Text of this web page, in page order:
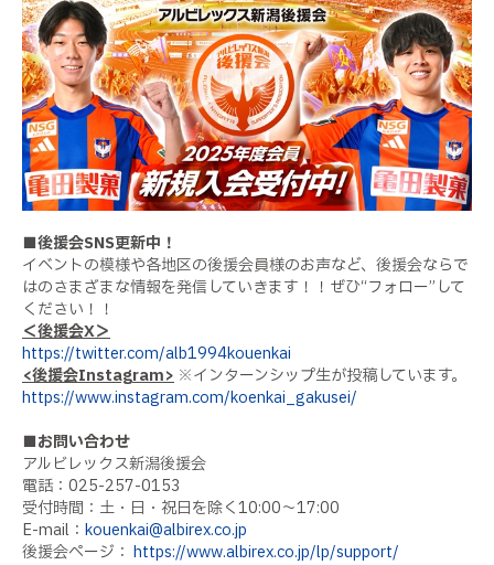
■後援会SNS更新中！
イベントの模様や各地区の後援会員様のお声など、後援会ならで
はのさまざまな情報を発信していきます！！ぜひ“フォロー”して
ください！！
＜後援会X＞
https://twitter.com/alb1994kouenkai
<後援会Instagram> ※インターンシップ生が投稿しています。
https://www.instagram.com/koenkai_gakusei/
■お問い合わせ
アルビレックス新潟後援会
電話：025-257-0153
受付時間：土・日・祝日を除く10:00〜17:00
E-mail： kouenkai@albirex.co.jp
後援会ページ： https://www.albirex.co.jp/lp/support/